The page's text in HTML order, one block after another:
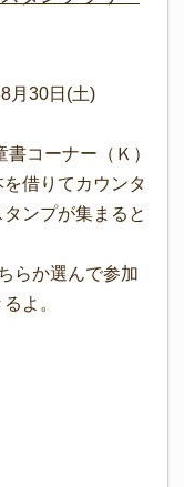
月30日(土)
コーナー（Ｋ）
借りてカウンタ
ンプが集まると
らか選んで参加
よ。